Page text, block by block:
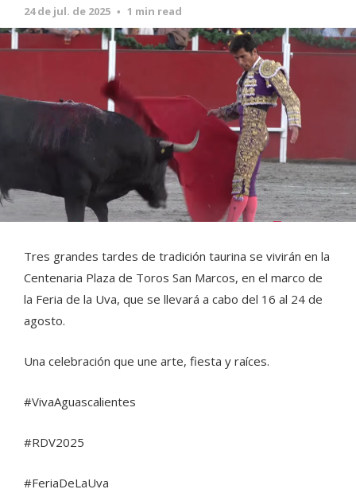
24 de jul. de 2025 1 min read
Tres grandes tardes de tradición taurina se vivirán en la
Centenaria Plaza de Toros San Marcos, en el marco de
la Feria de la Uva, que se llevará a cabo del 16 al 24 de
agosto.
Una celebración que une arte, fiesta y raíces.
#VivaAguascalientes
#RDV2025
#FeriaDeLaUva